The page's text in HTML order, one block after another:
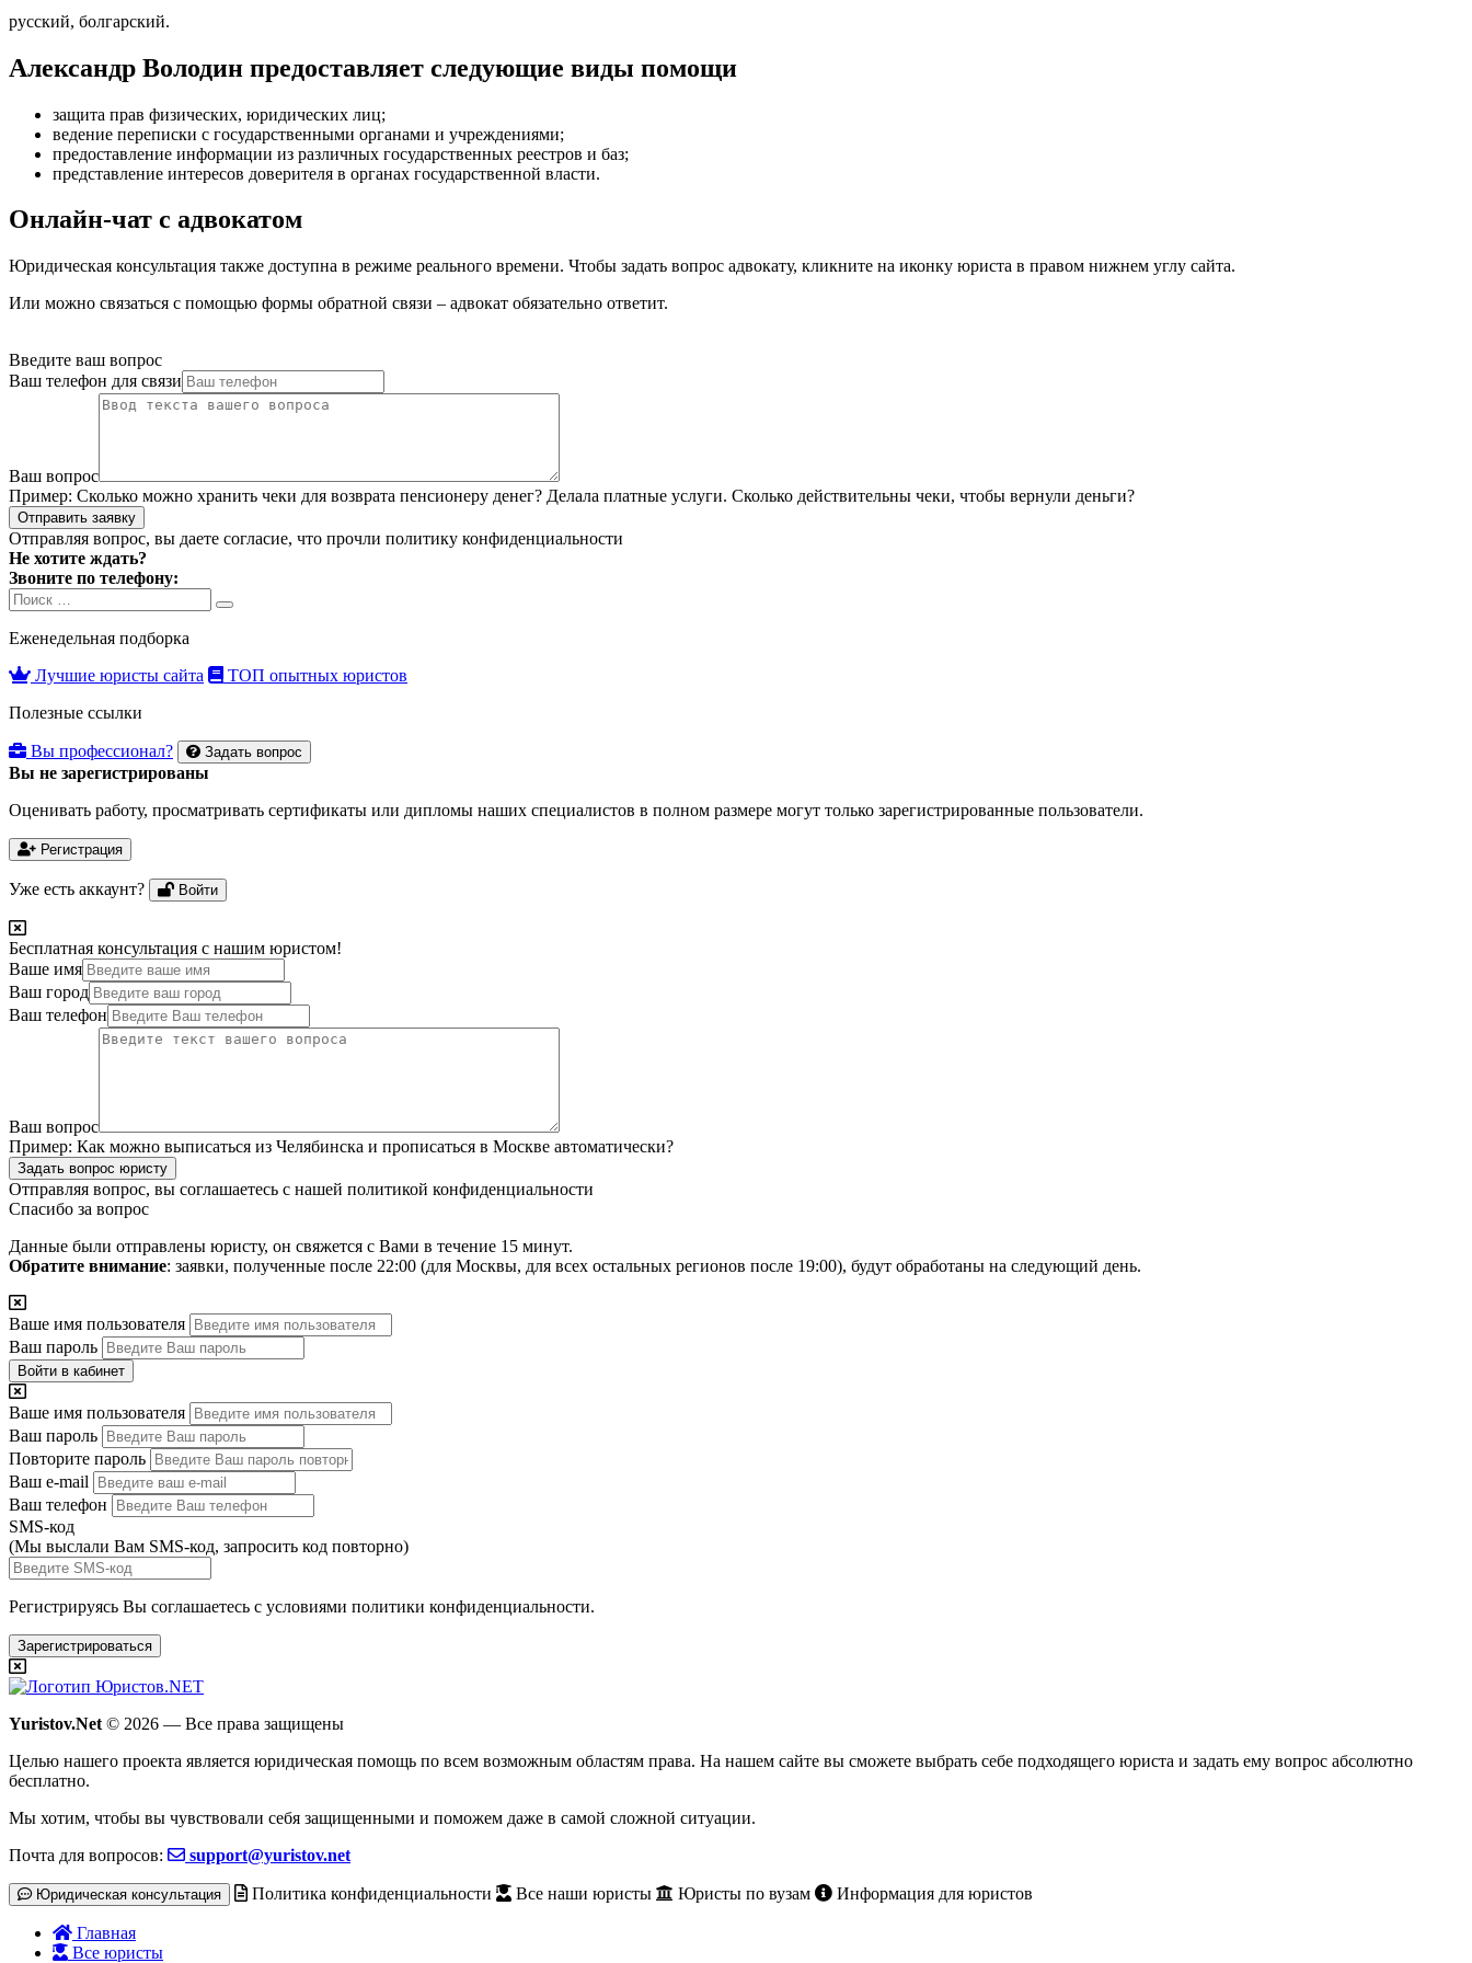
русский, болгарский.
Александр Володин предоставляет следующие виды помощи
защита прав физических, юридических лиц;
ведение переписки с государственными органами и учреждениями;
предоставление информации из различных государственных реестров и баз;
представление интересов доверителя в органах государственной власти.
Онлайн-чат с адвокатом
Юридическая консультация также доступна в режиме реального времени. Чтобы задать вопрос адвокату, кликните на иконку юриста в правом нижнем углу сайта.
Или можно связаться с помощью формы обратной связи – адвокат обязательно ответит.
Введите ваш вопрос
Ваш телефон для связи
Ваш вопрос
Пример: Сколько можно хранить чеки для возврата пенсионеру денег? Делала платные услуги. Сколько действительны чеки, чтобы вернули деньги?
Отправить заявку
Отправляя вопрос, вы даете согласие, что прочли политику конфиденциальности
Не хотите ждать?
Звоните по телефону:
Search
for:
Search
Еженедельная подборка
Лучшие юристы сайта
ТОП опытных юристов
Полезные ссылки
Вы профессионал? Задать вопрос
Вы не зарегистрированы
Оценивать работу, просматривать сертификаты или дипломы наших специалистов в полном размере могут только зарегистрированные пользователи.
Регистрация
Уже есть аккаунт? Войти
Бесплатная консультация с нашим юристом!
Ваше имя
Ваш город
Ваш телефон
Ваш вопрос
Пример: Как можно выписаться из Челябинска и прописаться в Москве автоматически?
Задать вопрос юристу
Отправляя вопрос, вы соглашаетесь с нашей политикой конфиденциальности
Спасибо за вопрос
Данные были отправлены юристу, он свяжется с Вами в течение 15 минут.
Обратите внимание: заявки, полученные после 22:00 (для Москвы, для всех остальных регионов после 19:00), будут обработаны на следующий день.
Ваше имя пользователя
Ваш пароль
Войти в кабинет
Ваше имя пользователя
Ваш пароль
Повторите пароль
Ваш e-mail
Ваш телефон
SMS-код
(Мы выслали Вам SMS-код, запросить код повторно)
Регистрируясь Вы соглашаетесь с условиями политики конфиденциальности.
Зарегистрироваться
Yuristov.Net © 2026 — Все права защищены
Целью нашего проекта является юридическая помощь по всем возможным областям права. На нашем сайте вы сможете выбрать себе подходящего юриста и задать ему вопрос абсолютно
бесплатно.
Мы хотим, чтобы вы чувствовали себя защищенными и поможем даже в самой сложной ситуации.
Почта для вопросов:
support@yuristov.net
Юридическая консультация Политика конфиденциальности Все наши юристы Юристы по вузам Информация для юристов
Главная
Все юристы